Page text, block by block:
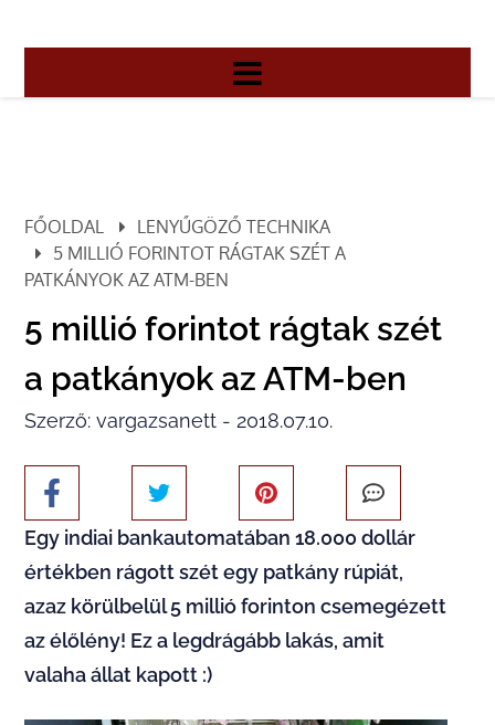
FŐOLDAL
LENYŰGÖZŐ TECHNIKA
5 MILLIÓ FORINTOT RÁGTAK SZÉT A
PATKÁNYOK AZ ATM-BEN
5 millió forintot rágtak szét
a patkányok az ATM-ben
Szerző: vargazsanett - 2018.07.10.
Egy indiai bankautomatában 18.000 dollár
értékben rágott szét egy patkány rúpiát,
azaz körülbelül 5 millió forinton csemegézett
az élőlény! Ez a legdrágább lakás, amit
valaha állat kapott :)